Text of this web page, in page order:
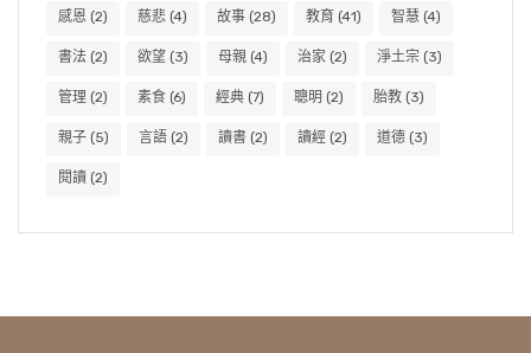
感恩 (2) 慈悲 (4) 故事 (28) 教育 (41) 智慧 (4)
書法 (2) 欲望 (3) 母親 (4) 治家 (2) 淨土宗 (3)
管理 (2) 素食 (6) 經典 (7) 聰明 (2) 胎教 (3)
親子 (5) 言語 (2) 讀書 (2) 讀經 (2) 道德 (3)
閱讀 (2)